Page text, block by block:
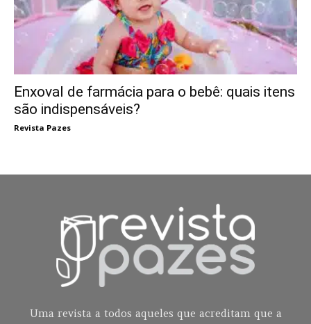
Enxoval de farmácia para o bebê: quais itens
são indispensáveis?
Revista Pazes
Uma revista a todos aqueles que acreditam que a